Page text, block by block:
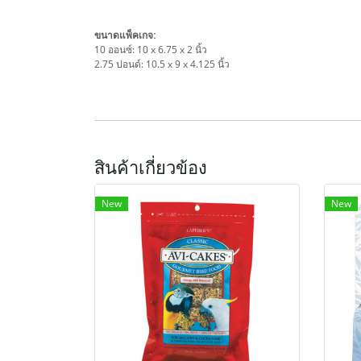
ขนาดแพ็คเกจ:
10 ออนซ์: 10 x 6.75 x 2 นิ้ว
2.75 ปอนด์: 10.5 x 9 x 4.125 นิ้ว
สินค้าเกี่ยวข้อง
New New